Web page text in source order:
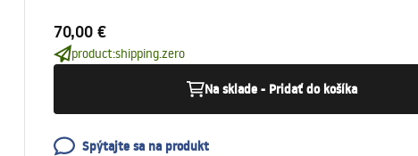
70,00 €
product:shipping.zero
Na sklade - Pridať do košíka
Spýtajte sa na produkt